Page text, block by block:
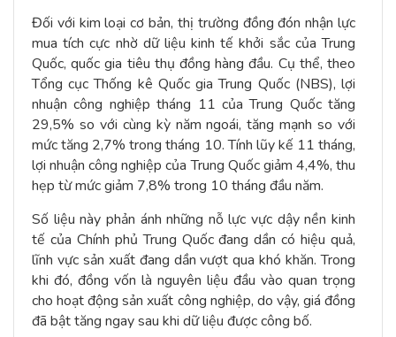
Đối với kim loại cơ bản, thị trường đồng đón nhận lực
mua tích cực nhờ dữ liệu kinh tế khởi sắc của Trung
Quốc, quốc gia tiêu thụ đồng hàng đầu. Cụ thể, theo
Tổng cục Thống kê Quốc gia Trung Quốc (NBS), lợi
nhuận công nghiệp tháng 11 của Trung Quốc tăng
29,5% so với cùng kỳ năm ngoái, tăng mạnh so với
mức tăng 2,7% trong tháng 10. Tính lũy kế 11 tháng,
lợi nhuận công nghiệp của Trung Quốc giảm 4,4%, thu
hẹp từ mức giảm 7,8% trong 10 tháng đầu năm.
Số liệu này phản ánh những nỗ lực vực dậy nền kinh
tế của Chính phủ Trung Quốc đang dần có hiệu quả,
lĩnh vực sản xuất đang dần vượt qua khó khăn. Trong
khi đó, đồng vốn là nguyên liệu đầu vào quan trọng
cho hoạt động sản xuất công nghiệp, do vậy, giá đồng
đã bật tăng ngay sau khi dữ liệu được công bố.